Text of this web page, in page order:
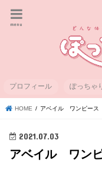
menu
プロフィール ぽっちゃ
HOME アベイル ワンピー
2021.07.03
アベイル ワン